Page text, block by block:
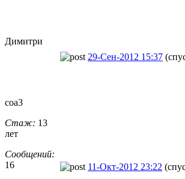
Димитри
29-Сен-2012 15:37
coa3
Стаж: 13
лет
Сообщений:
16
11-Окт-2012 23:22